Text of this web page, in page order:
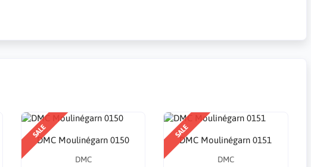
SALE
DMC Moulinégarn 0150
DMC
SALE
DMC Moulinégarn 0151
DMC